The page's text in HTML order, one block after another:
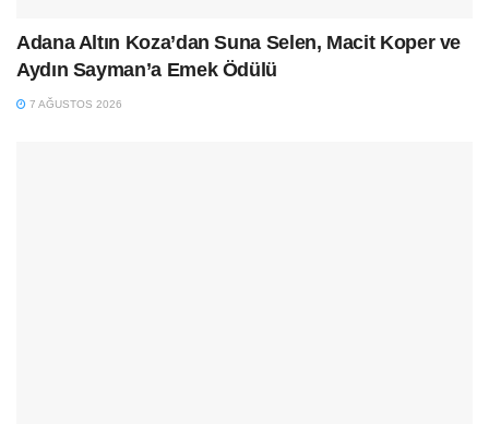
Adana Altın Koza’dan Suna Selen, Macit Koper ve
Aydın Sayman’a Emek Ödülü
7 AĞUSTOS 2026